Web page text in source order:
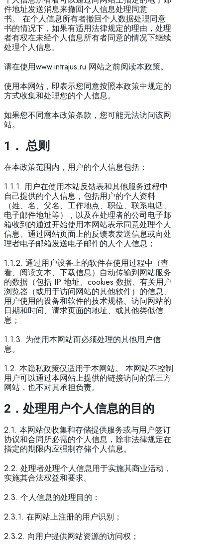
件地址发送消息来撤回个人信息处理同意
书。 在个人信息所有者撤回个人数据处理同意
书的情况下，如果有适用法律规定的理由，处理
者有权在未经个人信息所有者同意的情况下继续
处理个人信息。
请在使用www.intrajus.ru 网站之前阅读本政策。
使用本网站，即表示您同意按照本政策中规定的
方式收集和处理您的个人信息。
如果您不同意本政策条款，您可能无法访问该网
站。
1 ． 总则
在本政策范围内，用户的个人信息包括：
1.1.1. 用户在使用本站反馈表和其他服务过程中
自己提供的个人信息，包括用户的个人资料
（姓、名、父名、工作地点、职位、联系电话、
电子邮件地址等），以及在处理者的公司电子邮
箱收到的通过开始使用本网站表示同意处理个人
信息、通过网站页面上的反馈表发送信息或向处
理者电子邮箱发送电子邮件的人个人信息；
1.1.2. 通过用户设备上的软件在使用过程中（查
看、阅读文本、下载信息）自动传输到网站服务
的数据（包括 IP 地址、cookies 数据、有关用户
浏览器（或用于访问网站的其他软件）的信息、
用户使用的设备和软件的技术规格、访问网站的
日期和时间、请求页面的地址、或其他类似信
息；
1.1.3. 为使用本网站而必须处理的其他用户信
息。
1.2. 本隐私政策仅适用于本网站。 本网站不控制
用户可以通过本网站上提供的链接访问的第三方
网站，也不对其承担负责。
2 ．处理用户个人信息的目的
2.1. 本网站仅收集和存储提供服务或与用户签订
协议和合同所必需的个人信息，除非法律规定在
指定的期限内应强制存储个人信息。
2.2. 处理者处理个人信息用于实施其商业活动，
实施其合法权益和要求。
2.3. 个人信息的处理目的：
2.3.1. 在网站上注册的用户识别；
2.3.2. 向用户提供网站资源的访问权；